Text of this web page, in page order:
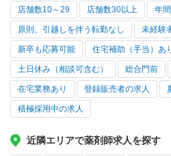
店舗数10～29 店舗数30以上 年
原則、引越しを伴う転勤なし 未経験
新卒も応募可能 住宅補助（手当）あ
土日休み（相談可含む） 総合門前
在宅業務あり 登録販売者の求人
積極採用中の求人
近隣エリアで薬剤師求人を探す